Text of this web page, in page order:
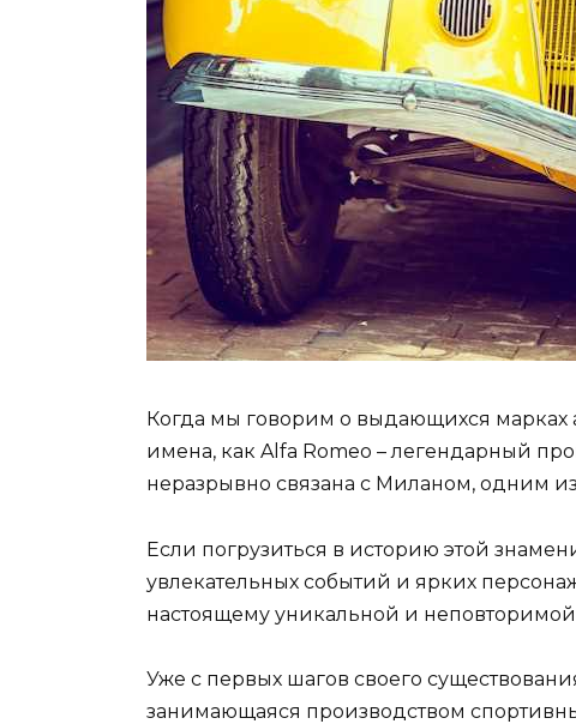
Когда мы говорим о выдающихся марках
имена, как Alfa Romeo – легендарный
неразрывно связана с Миланом, одним
Если погрузиться в историю этой
увлекательных событий и ярких
настоящему уникальной и
Уже с первых шагов своего
занимающаяся производством